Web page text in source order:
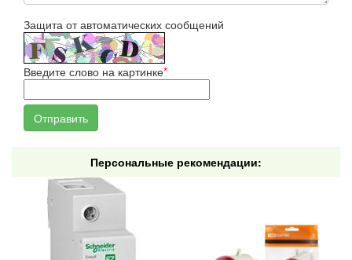
Защита от автоматических сообщений
Введите слово на картинке*
Персональные рекомендации: